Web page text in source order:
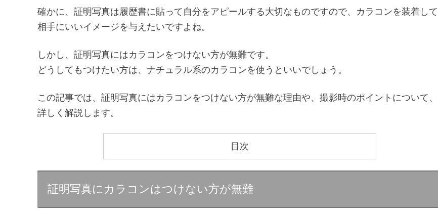
確かに、証明写真は履歴書に貼って自分をアピールする大切なものですので、カラコンを装着して
相手にいいイメージを与えたいですよね。
しかし、証明写真にはカラコンをつけない方が無難です。
どうしてもつけたい方は、ナチュラル系のカラコンを使うといいでしょう。
この記事では、証明写真にはカラコンをつけない方が無難な理由や、撮影時のポイントについて、
詳しく解説します。
目次
証明写真にカラコンはつけない方が無難